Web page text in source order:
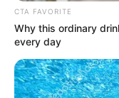
CTA FAVORITE
Why this ordinary
every day